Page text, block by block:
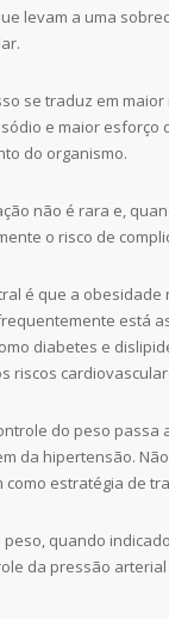
levam a uma
se traduz em
e maior esforço
do organismo.
não é rara e,
o risco de
é que a
está
diabetes e
riscos
do peso
da hipertensão.
como estratégia de
peso, quando
da pressão